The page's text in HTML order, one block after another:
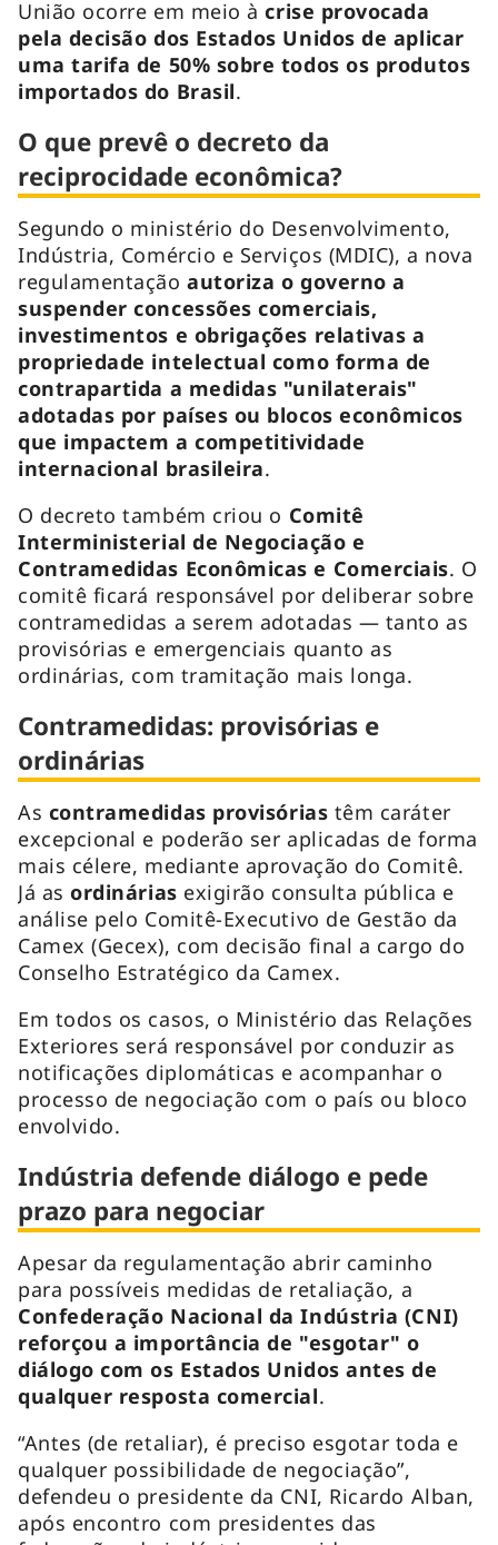
União ocorre em meio àcrise provocada
pela decisão dos Estados Unidos de aplicar
uma tarifa de 50% sobre todos os produtos
importados do Brasil.
O que prevê o decreto da
reciprocidade econômica?
Segundo o ministério do Desenvolvimento,
Indústria, Comércio e Serviços (MDIC), a nova
regulamentaçãoautoriza o governo a
suspender concessões comerciais,
investimentos e obrigações relativas a
propriedade intelectual como forma de
contrapartida a medidas "unilaterais"
adotadas por países ou blocos econômicos
que impactem a competitividade
internacional brasileira.
O decreto também criou o Comitê
Interministerial de Negociação e
Contramedidas Econômicas e Comerciais. O
comitê ficará responsável por deliberar sobre
contramedidas a serem adotadas — tanto as
provisórias e emergenciais quanto as
ordinárias, com tramitação mais longa.
Contramedidas: provisórias e
ordinárias
As contramedidas provisórias têm caráter
excepcional e poderão ser aplicadas de forma
mais célere, mediante aprovação do Comitê.
Já asordinárias exigirão consulta pública e
análise pelo Comitê-Executivo de Gestão da
Camex (Gecex), com decisão final a cargo do
Conselho Estratégico da Camex.
Em todos os casos, o Ministério das Relações
Exteriores será responsável por conduzir as
notificações diplomáticas e acompanhar o
processo de negociação com o país ou bloco
envolvido.
Indústria defende diálogo e pede
prazo para negociar
Apesar da regulamentação abrir caminho
para possíveis medidas de retaliação, a
Confederação Nacional da Indústria (CNI)
reforçou a importância de "esgotar" o
diálogo com os Estados Unidos antes de
qualquer resposta comercial.
“Antes (de retaliar), é preciso esgotar toda e
qualquer possibilidade de negociação”,
defendeu o presidente da CNI, Ricardo Alban,
após encontro com presidentes das